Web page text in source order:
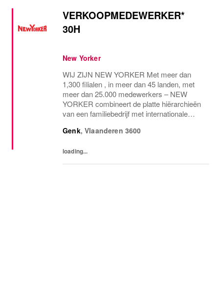
VERKOOPMEDEWERKER*
30H
New Yorker
WIJ ZIJN NEW YORKER Met meer dan
1,300 filialen , in meer dan 45 landen, met
meer dan 25.000 medewerkers – NEW
YORKER combineert de platte hiërarchieën
van een familiebedrijf met internationale
werkomgeving. WEES NEW YORKER
Genk,Vlaanderen 3600
loading...